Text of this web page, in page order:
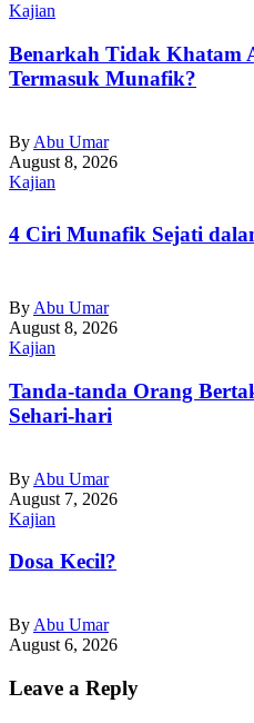
Kajian
Benarkah Tidak Khatam
Termasuk Munafik?
By Abu Umar
August 8, 2026
Kajian
By Abu Umar
August 8, 2026
Kajian
Tanda-tanda Orang
Sehari-hari
By Abu Umar
August 7, 2026
Kajian
Dosa Kecil?
By Abu Umar
August 6, 2026
Leave a Reply